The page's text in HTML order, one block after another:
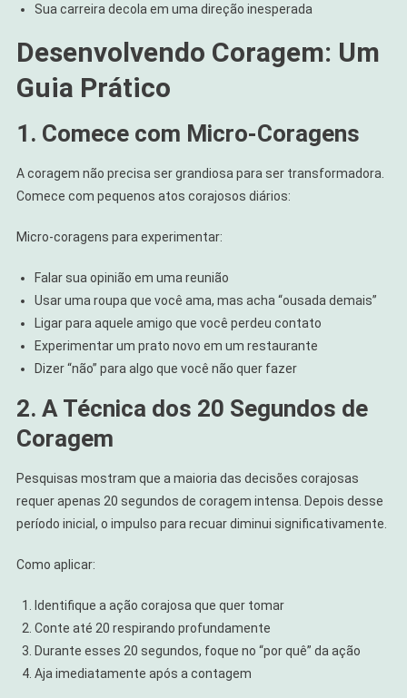
Sua carreira decola em uma direção inesperada
Desenvolvendo Coragem: Um
Guia Prático
1. Comece com Micro-Coragens
A coragem não precisa ser grandiosa para ser transformadora.
Comece com pequenos atos corajosos diários:
Micro-coragens para experimentar:
Falar sua opinião em uma reunião
Usar uma roupa que você ama, mas acha “ousada demais”
Ligar para aquele amigo que você perdeu contato
Experimentar um prato novo em um restaurante
Dizer “não” para algo que você não quer fazer
2. A Técnica dos 20 Segundos de
Coragem
Pesquisas mostram que a maioria das decisões corajosas
requer apenas 20 segundos de coragem intensa. Depois desse
período inicial, o impulso para recuar diminui significativamente.
Como aplicar:
Identifique a ação corajosa que quer tomar
Conte até 20 respirando profundamente
Durante esses 20 segundos, foque no “por quê” da ação
Aja imediatamente após a contagem